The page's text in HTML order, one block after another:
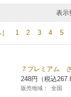
組み
ることトップ
取り
ディングスの重点課題
基本方針
集 物
表示
1 2 3 4 5
７プレミアム
248円（税込
販売地域： 全国